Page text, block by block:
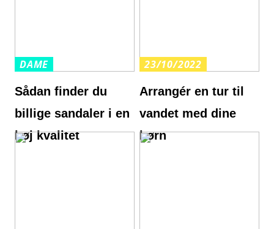
DAME
Sådan finder du
billige sandaler i en
høj kvalitet
23/10/2022
Arrangér en tur til
vandet med dine
børn